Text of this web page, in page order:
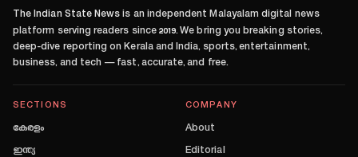
The Indian State News is an independent Malayalam digital news
platform serving readers since 2019. We bring you breaking stories,
deep-dive reporting on Kerala and India, sports, entertainment,
business, and tech — fast, accurate, and free.
SECTIONS
കേരളം
ഇന്ത്യ
COMPANY
About
Editorial